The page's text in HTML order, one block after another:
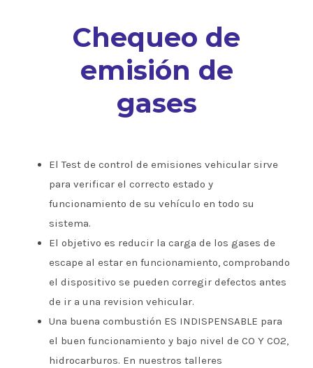
Chequeo de
emisión de
gases
El Test de control de emisiones vehicular sirve
para verificar el correcto estado y
funcionamiento de su vehículo en todo su
sistema.
El objetivo es reducir la carga de los gases de
escape al estar en funcionamiento, comprobando
el dispositivo se pueden corregir defectos antes
de ir a una revision vehicular.
Una buena combustión ES INDISPENSABLE para
el buen funcionamiento y bajo nivel de CO Y CO2,
hidrocarburos. En nuestros talleres